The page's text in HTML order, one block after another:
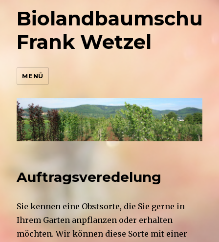
Frank Wetzel
MENÜ
Auftragsveredelung
Sie kennen eine Obstsorte, die Sie gerne in
Ihrem Garten anpflanzen oder erhalten
möchten. Wir können diese Sorte mit einer